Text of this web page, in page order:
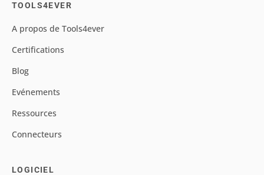
TOOLS4EVER
A propos de Tools4ever
Certifications
Blog
Evénements
Ressources
Connecteurs
LOGICIEL